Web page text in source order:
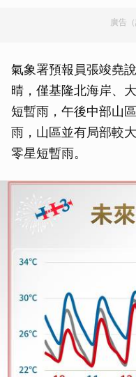
廣告
氣象署預報員張竣堯
晴，僅基隆北海岸、
短暫雨，午後中部山
雨，山區並有局部較
零星短暫雨。